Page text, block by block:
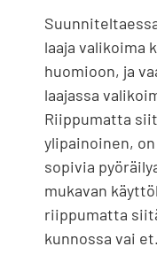
laaja valikoima
huomioon, ja
laajassa
Riippumatta
ylipainoinen,
sopivia
mukavan
riippumatta
kunnossa vai et.